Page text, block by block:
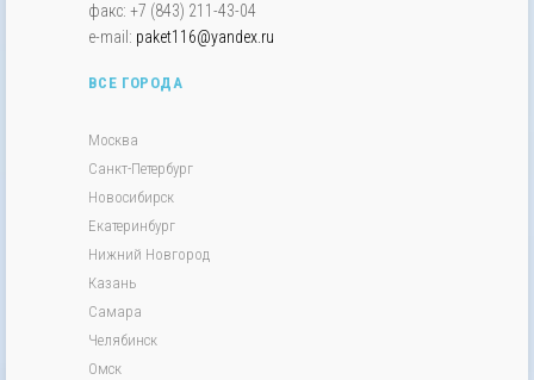
факс: +7 (843) 211-43-04
e-mail: paket116@yandex.ru
ВСЕ ГОРОДА
Москва
Санкт-Петербург
Новосибирск
Екатеринбург
Нижний Новгород
Казань
Самара
Челябинск
Омск